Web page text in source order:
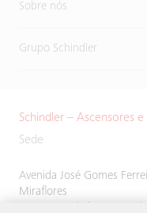
Sobre nós
Grupo Schindler
Schindler – Ascensores e
Sede
Avenida José Gomes
Miraflores